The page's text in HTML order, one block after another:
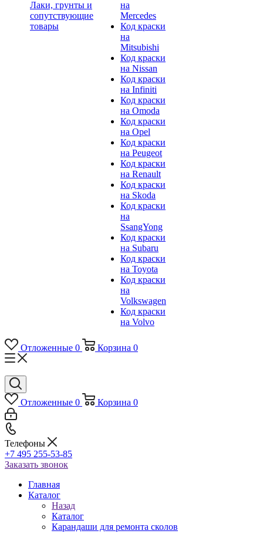
Лаки, грунты и
сопутствующие
товары
на
Mercedes
Код краски
на
Mitsubishi
Код краски
на Nissan
Код краски
на Infiniti
Код краски
на Omoda
Код краски
на Opel
Код краски
на Peugeot
Код краски
на Renault
Код краски
на Skoda
Код краски
на
SsangYong
Код краски
на Subaru
Код краски
на Toyota
Код краски
на
Volkswagen
Код краски
на Volvo
Отложенные 0 Корзина 0
Отложенные 0 Корзина 0
Телефоны
+7 495 255-53-85
Заказать звонок
Главная
Каталог
Назад
Каталог
Карандаши для ремонта сколов